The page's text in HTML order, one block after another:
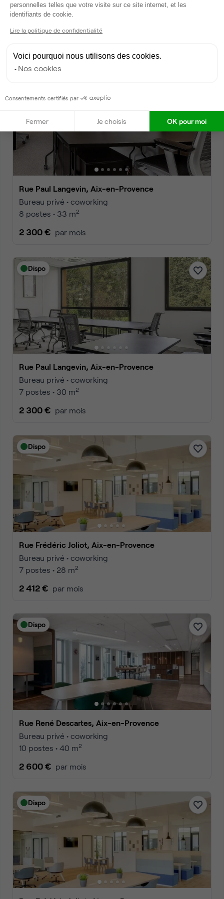
Rue Paul Langevin, Aix-en-Provence
8 postes • 33 m2
2 250 € par mois
Rue Paul Langevin, Aix-en-Provence
Bureau privé • coworking
8 postes • 33 m2
2 300 € par mois
Dispo
Rue Paul Langevin, Aix-en-Provence
Bureau privé • coworking
7 postes • 30 m2
2 300 € par mois
Dispo
Rue Frédéric Joliot, Aix-en-Provence
Bureau privé • coworking
7 postes • 28 m2
2 412 € par mois
Dispo
Rue René Descartes, Aix-en-Provence
Bureau privé • coworking
10 postes • 40 m2
2 600 € par mois
Dispo
personnelles telles que votre visite sur ce site internet, et les
identifiants de cookie.
Lire la politique de confidentialité
Voici pourquoi nous utilisons des cookies.
Nos cookies
Consentements certifiés par
Fermer Je choisis OK pour moi